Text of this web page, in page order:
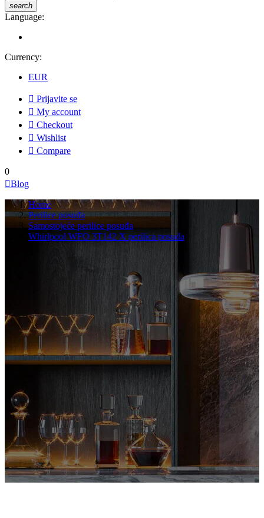
search
Language:
Currency:
EUR
 Prijavite se
 My account
 Checkout
 Wishlist
 Compare
0
Blog
Home
Perilice posuđa
Samostojeće perilice posuđa
Whirlpool WFO 3T142 X perilica posuđa